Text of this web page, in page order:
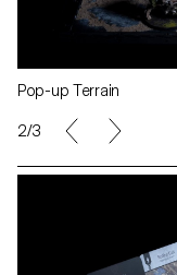
Pop-up Terrain
2/3